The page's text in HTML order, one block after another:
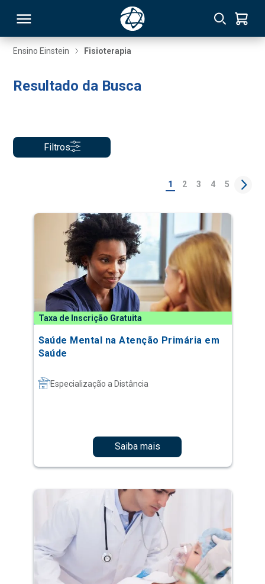
Ensino Einstein Fisioterapia
Resultado da Busca
Filtros
1 2 3 4 5
Taxa de Inscrição Gratuita
Saúde Mental na Atenção Primária em
Saúde
Especialização a Distância
Saiba mais